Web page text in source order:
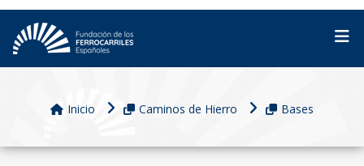
Inicio Caminos de Hierro Bases